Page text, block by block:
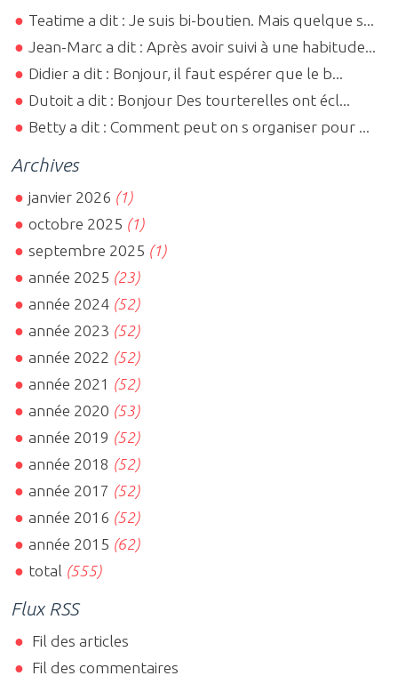
Teatime a dit : Je suis bi-boutien. Mais quelque s...
Jean-Marc a dit : Après avoir suivi à une habitude...
Didier a dit : Bonjour, il faut espérer que le b...
Dutoit a dit : Bonjour Des tourterelles ont écl...
Betty a dit : Comment peut on s organiser pour ...
Archives
janvier 2026 (1)
octobre 2025 (1)
septembre 2025 (1)
année 2025 (23)
année 2024 (52)
année 2023 (52)
année 2022 (52)
année 2021 (52)
année 2020 (53)
année 2019 (52)
année 2018 (52)
année 2017 (52)
année 2016 (52)
année 2015 (62)
total (555)
Flux RSS
Fil des articles
Fil des commentaires